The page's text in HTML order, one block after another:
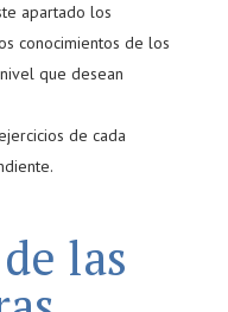
apartado los
conocimientos de los
que desean
de cada
las